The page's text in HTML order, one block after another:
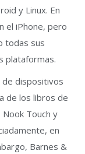
y Linux. En
el iPhone, pero
todas sus
plataformas.
de dispositivos
de los libros de
Touch y
en
Barnes &